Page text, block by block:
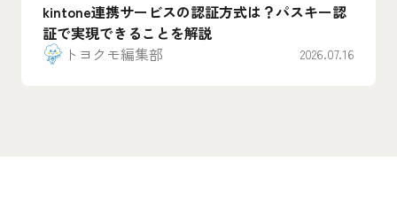
kintone連携サービスの認証方式は？パスキー認
証で実現できることを解説
トヨクモ編集部
2026.07.16